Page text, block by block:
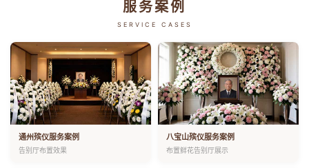
服务案例
SERVICE CASES
通州殡仪服务案例
告别厅布置效果
八宝山殡仪服务案例
布置鲜花告别厅展示